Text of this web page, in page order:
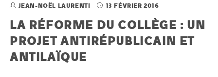
JEAN-NOËL LAURENTI 13 FÉVRIER 2016
LA RÉFORME DU COLLÈGE : UN
PROJET ANTIRÉPUBLICAIN ET
ANTILAÏQUE